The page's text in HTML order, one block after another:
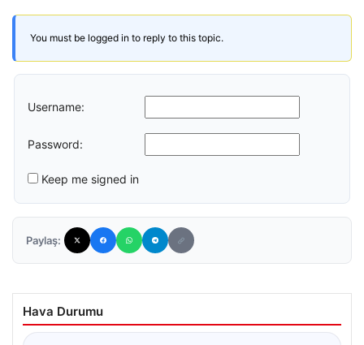
You must be logged in to reply to this topic.
Username:
Password:
Keep me signed in
Paylaş:
Hava Durumu